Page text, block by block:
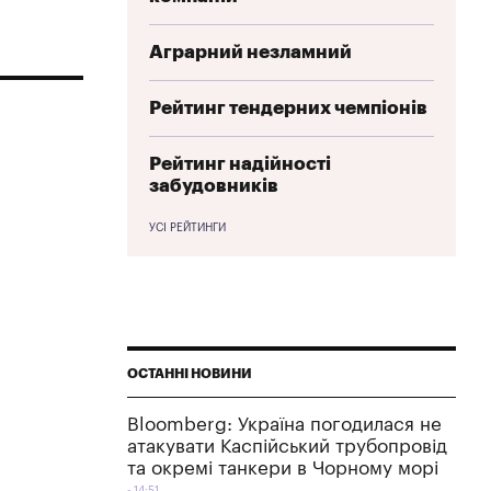
Аграрний незламний
Рейтинг тендерних чемпіонів
Рейтинг надійності
забудовників
УСІ РЕЙТИНГИ
ОСТАННІ НОВИНИ
Bloomberg: Україна погодилася не
атакувати Каспійський трубопровід
та окремі танкери в Чорному морі